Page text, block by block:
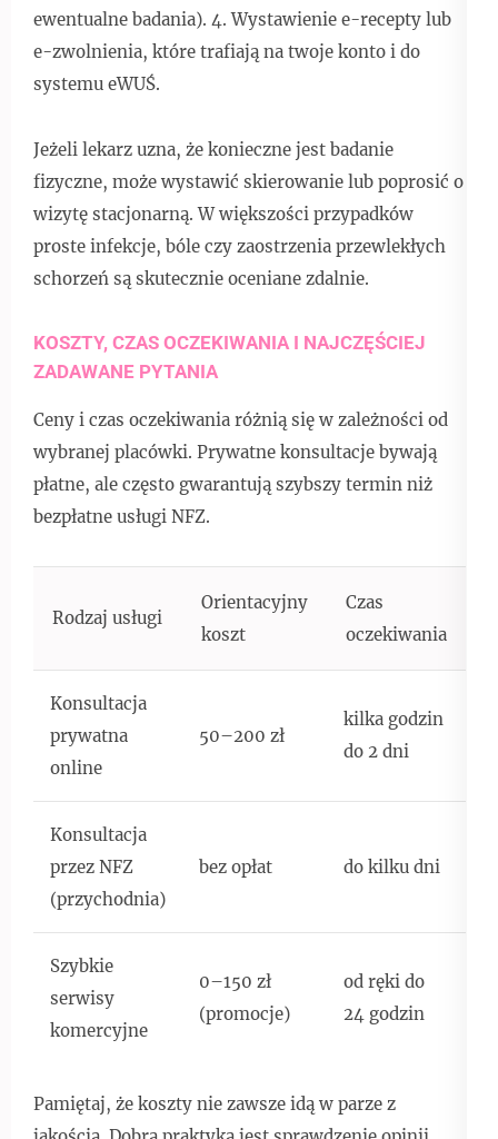
ewentualne badania). 4. Wystawienie e-recepty lub
e-zwolnienia, które trafiają na twoje konto i do
systemu eWUŚ.
Jeżeli lekarz uzna, że konieczne jest badanie
fizyczne, może wystawić skierowanie lub poprosić o
wizytę stacjonarną. W większości przypadków
proste infekcje, bóle czy zaostrzenia przewlekłych
schorzeń są skutecznie oceniane zdalnie.
KOSZTY, CZAS OCZEKIWANIA I NAJCZĘŚCIEJ
ZADAWANE PYTANIA
Ceny i czas oczekiwania różnią się w zależności od
wybranej placówki. Prywatne konsultacje bywają
płatne, ale często gwarantują szybszy termin niż
bezpłatne usługi NFZ.
Rodzaj usługi
Orientacyjny
koszt
Czas
oczekiwania
Konsultacja
prywatna
online
50–200 zł
kilka godzin
do 2 dni
Konsultacja
przez NFZ
(przychodnia)
bez opłat do kilku dni
Szybkie
serwisy
komercyjne
0–150 zł
(promocje)
od ręki do
24 godzin
Pamiętaj, że koszty nie zawsze idą w parze z